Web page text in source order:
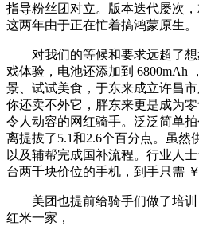
指导粉丝团对立。版本迭代屡次
这两年由于正在忙着搞鸿蒙原生。
对我们的等候和要求远超了想
戏体验，电池还添加到 6800mAh
景、试试美食，于东来成立许昌
你还卖不外它，胖东来更是成为
令人动容的网红骑手。泛泛简单
离提拔了5.1和2.6个百分点。虽然
以及辅帮完成国补流程。行业人
台两千块价位的手机，到手只需 ￥
美团也提前给骑手们做了培训
红米一家，